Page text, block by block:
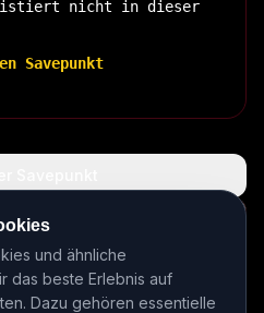
nicht in dieser
Savepunkt
zur Basis
TO CONTINUE...
und ähnliche
das beste Erlebnis auf
Dazu gehören essentielle